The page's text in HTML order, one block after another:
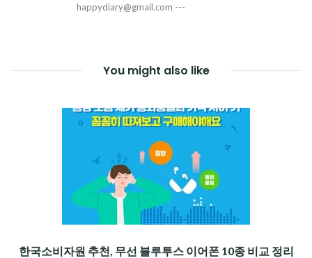
happydiary@gmail.com ---
You might also like
한국소비자원 추천, 무선 블루투스 이어폰 10종 비교 정리